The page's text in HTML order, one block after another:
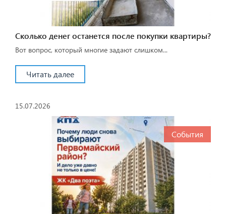
Сколько денег останется после покупки квартиры?
Вот вопрос, который многие задают слишком...
Читать далее
15.07.2026
События